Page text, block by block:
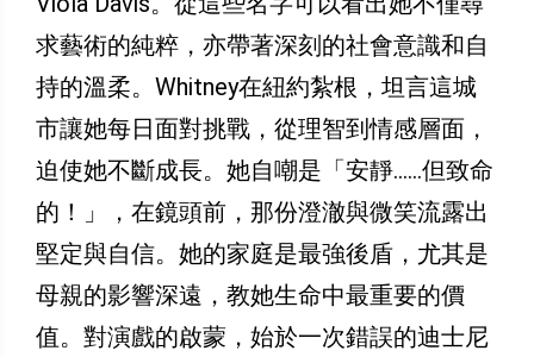
求藝術的純粹，亦帶著深刻的社會意識和自
持的溫柔。Whitney在紐約紮根，坦言這城
市讓她每日面對挑戰，從理智到情感層面，
迫使她不斷成長。她自嘲是「安靜……但致命
的！」，在鏡頭前，那份澄澈與微笑流露出
堅定與自信。她的家庭是最強後盾，尤其是
母親的影響深遠，教她生命中最重要的價
值。對演戲的啟蒙，始於一次錯誤的迪士尼